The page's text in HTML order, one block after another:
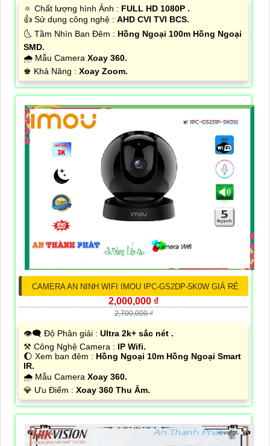
🔅 Chất lượng hình Ảnh : FULL HD 1080P .
👍 Sử dụng công nghệ : AHD CVI TVI BCS.
🌜 Tầm Nhìn Ban Đêm : Hồng Ngoại 100m Hồng Ngoại
SMD.
🌧️ Mẫu Camera Xoay 360.
️♚ Khả Năng : Xoay Zoom.
CAMERA AN NINH WIFI IMOU IPC-GS2DP-5K0W GIÁ RẺ
2,000,000 ₫
2,700,000 ₫
👁️‍🗨 Độ Phân giải : Ultra 2k+ sắc nét .
⚒ Công Nghệ Camera : IP Wifi.
🌔 Xem ban đêm : Hồng Ngoại 10m Hồng Ngoại Smart
IR.
🌧️ Mẫu Camera Xoay 360.
️💎 Ưu Điểm : Xoay 360 Thu Âm.